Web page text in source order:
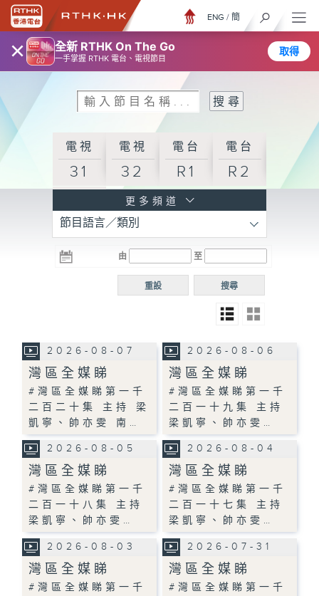
× 全新 RTHK On The Go
一手掌握 RTHK 電台、電視節目
取得
ENG / 簡
電視
31
電視
32
電台
R1
電台
R2
R3
電台 電台
R5
電台
普通
更多頻道
節目語言／類別
由 至
搜尋
重設
2026-08-07
灣區全媒睇
#灣區全媒睇第一千
二百二十集 主持 梁
凱寧、帥亦雯 南…
2026-08-06
灣區全媒睇
#灣區全媒睇第一千
二百一十九集 主持
梁凱寧、帥亦雯…
2026-08-05
灣區全媒睇
#灣區全媒睇第一千
二百一十八集 主持
梁凱寧、帥亦雯…
2026-08-04
灣區全媒睇
#灣區全媒睇第一千
二百一十七集 主持
梁凱寧、帥亦雯…
2026-08-03
灣區全媒睇
#灣區全媒睇第一千
2026-07-31
灣區全媒睇
#灣區全媒睇第一千